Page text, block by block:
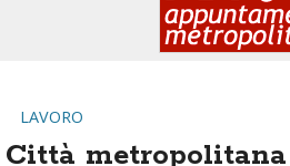
LAVORO
Città